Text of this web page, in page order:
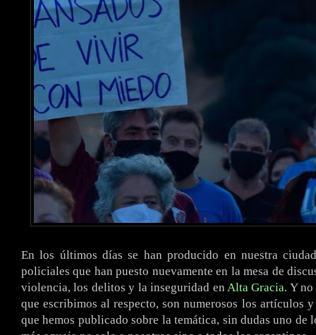
En los últimos días se han producido en nuestra
policiales que han puesto nuevamente en la mesa de
violencia, los delitos y la inseguridad en Alta Gracia. Y
que escribimos al respecto, son numerosos los artículos
que hemos publicado sobre la temática, sin dudas uno de